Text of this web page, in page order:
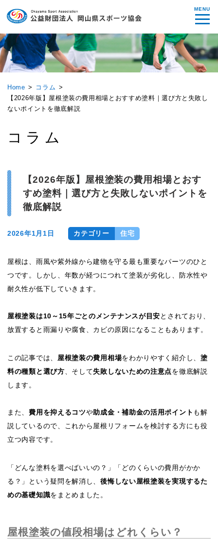
MENU
Home
コラム
【2026年版】屋根塗装の費用相場とおすすめ塗料｜選び方と失敗し
ないポイントを徹底解説
コラム
【2026年版】屋根塗装の費用相場とおす
すめ塗料｜選び方と失敗しないポイントを
徹底解説
2026年1月1日 カテゴリー 住宅
屋根は、雨風や紫外線から建物を守る最も重要なパーツのひと
つです。しかし、年数が経つにつれて塗装が劣化し、防水性や
耐久性が低下していきます。
屋根塗装は10～15年ごとのメンテナンスが目安とされており、
放置すると雨漏りや腐食、カビの原因になることもあります。
この記事では、 屋根塗装の費用相場をわかりやすく紹介し、 塗
料の種類と選び方 、そして失敗しないための注意点を徹底解説
します。
また、費用を抑えるコツや助成金・補助金の活用ポイント も解
説しているので、これから屋根リフォームを検討する方にも役
立つ内容です。
「どんな塗料を選べばいいの？」「どのくらいの費用がかか
る？」という疑問を解消し、後悔しない屋根塗装を実現するた
めの基礎知識をまとめました。
屋根塗装の値段相場はどれくらい？